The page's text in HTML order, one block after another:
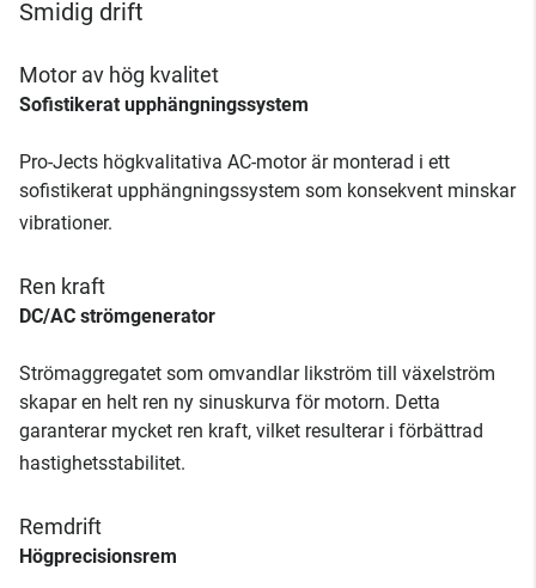
Smidig drift
Motor av hög kvalitet
Sofistikerat upphängningssystem
Pro-Jects högkvalitativa AC-motor är monterad i ett
sofistikerat upphängningssystem som konsekvent minskar
vibrationer.
Ren kraft
DC/AC strömgenerator
Strömaggregatet som omvandlar likström till växelström
skapar en helt ren ny sinuskurva för motorn. Detta
garanterar mycket ren kraft, vilket resulterar i förbättrad
hastighetsstabilitet.
Remdrift
Högprecisionsrem